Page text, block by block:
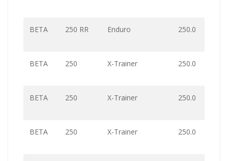
BETA 250 RR Enduro 250.0
BETA 250 X-Trainer 250.0
BETA 250 X-Trainer 250.0
BETA 250 X-Trainer 250.0